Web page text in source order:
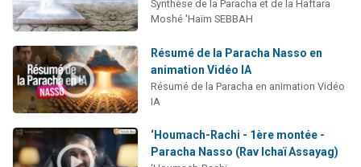
Synthèse de la Paracha et de la Haftara
Moshé 'Haïm SEBBAH
Résumé de la Paracha Nasso en
animation Vidéo IA
Résumé de la Paracha en animation Vidéo
IA
‘Houmach-Rachi - 1ère montée -
Paracha Nasso (Rav Ichaï Assayag)